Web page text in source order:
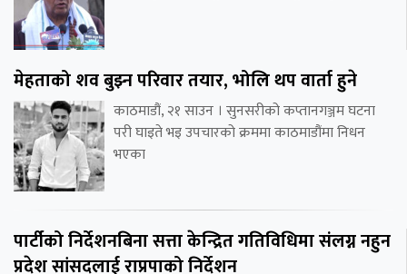
मेहताको शव बुझ्न परिवार तयार, भोलि थप वार्ता हुने
काठमाडौं, २१ साउन । सुनसरीको कप्तानगञ्जम घटना
परी घाइते भइ उपचारको क्रममा काठमाडौंमा निधन
भएका
पार्टीको निर्देशनबिना सत्ता केन्द्रित गतिविधिमा संलग्न नहुन
प्रदेश सांसदलाई राप्रपाको निर्देशन